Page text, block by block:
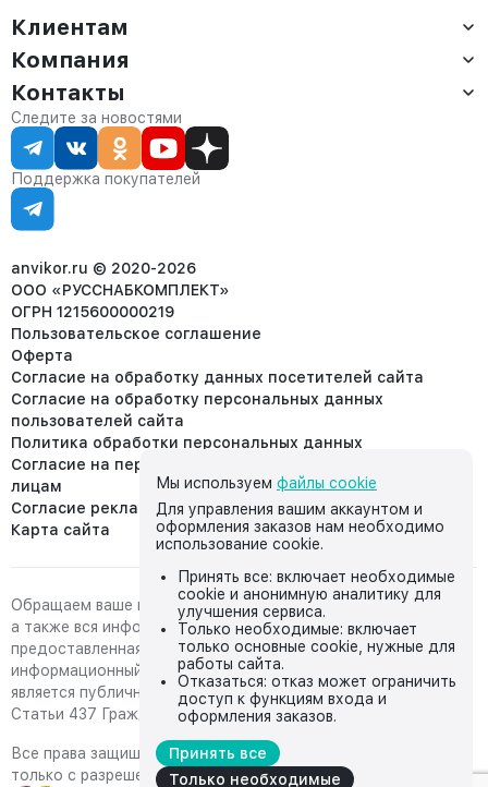
Клиентам
Доставка
Оплата
Сервис
Статус заказа
Статьи
Компания
О компании
Контакты
Партнёрам
Контакты
Отдел продаж:
8 (800) 234-22-62
corp@anvikor.ru
Ежедневно, с 7:00-19:00 (МСК)
Отдел рекламации:
8 (953) 455-25-61
Следите за новостями
Поддержка покупателей
anvikor.ru © 2020-2026
ООО «РУССНАБКОМПЛЕКТ»
ОГРН 1215600000219
Пользовательское соглашение
Оферта
Согласие на обработку данных посетителей сайта
Согласие на обработку персональных данных
пользователей сайта
Политика обработки персональных данных
Согласие на передачу персональных данных третьим
лицам
Согласие реклама
Карта сайта
Обращаем ваше внимание на то, что данный интернет-сайт,
а также вся информация о товарах и ценах,
предоставленная на нём, носит исключительно
информационный характер и ни при каких условиях не
является публичной офертой, определяемой положениями
Статьи 437 Гражданского кодекса Российской Федерации.
Все права защищены, любое копирование с сайта возможно
только с разрешения владельца сайта
Мы используем файлы cookie
Для управления вашим аккаунтом и
оформления заказов нам необходимо
использование cookie.
Принять все: включает необходимые
cookie и анонимную аналитику для
улучшения сервиса.
Только необходимые: включает
только основные cookie, нужные для
работы сайта.
Отказаться: отказ может ограничить
доступ к функциям входа и
оформления заказов.
Принять все
Только необходимые